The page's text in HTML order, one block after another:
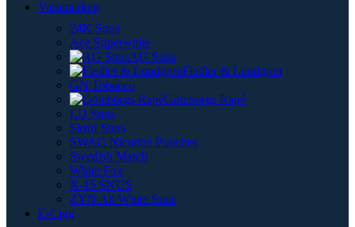
Varumärken
24K Snus
Ace Superwhite
AG Snus
Fiedler & Lundgren
GN Tobacco
Göteborgs Rapé
LD Snus
Skruf Snus
SWAG Nicotine Pouches
Swedish Match
White Fox
X-15 SNUS
ZYN All White Snus
E-Cigg